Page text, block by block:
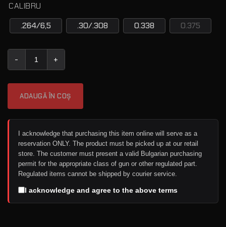
CALIBRU
.264/6,5
.30/.308 0.338 0.375
ADAUGĂ ÎN COȘ
I acknowledge that purchasing this item online will serve as a
reservation ONLY. The product must be picked up at our retail
store. The customer must present a valid Bulgarian purchasing
permit for the appropriate class of gun or other regulated part.
Regulated items cannot be shipped by courier service.
I acknowledge and agree to the above terms